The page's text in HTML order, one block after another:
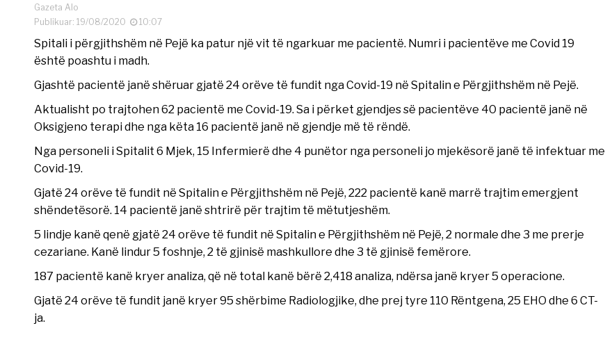
Gazeta Alo
Publikuar: 19/08/2020
10:07
Spitali i përgjithshëm në Pejë ka patur një vit të ngarkuar me pacientë. Numri i pacientëve me Covid 19
është poashtu i madh.
Gjashtë pacientë janë shëruar gjatë 24 orëve të fundit nga Covid-19 në Spitalin e Përgjithshëm në Pejë.
Aktualisht po trajtohen 62 pacientë me Covid-19. Sa i përket gjendjes së pacientëve 40 pacientë janë në
Oksigjeno terapi dhe nga këta 16 pacientë janë në gjendje më të rëndë.
Nga personeli i Spitalit 6 Mjek, 15 Infermierë dhe 4 punëtor nga personeli jo mjekësorë janë të infektuar me
Covid-19.
Gjatë 24 orëve të fundit në Spitalin e Përgjithshëm në Pejë, 222 pacientë kanë marrë trajtim emergjent
shëndetësorë. 14 pacientë janë shtrirë për trajtim të mëtutjeshëm.
5 lindje kanë qenë gjatë 24 orëve të fundit në Spitalin e Përgjithshëm në Pejë, 2 normale dhe 3 me prerje
cezariane. Kanë lindur 5 foshnje, 2 të gjinisë mashkullore dhe 3 të gjinisë femërore.
187 pacientë kanë kryer analiza, që në total kanë bërë 2,418 analiza, ndërsa janë kryer 5 operacione.
Gjatë 24 orëve të fundit janë kryer 95 shërbime Radiologjike, dhe prej tyre 110 Rëntgena, 25 EHO dhe 6 CT-
ja.